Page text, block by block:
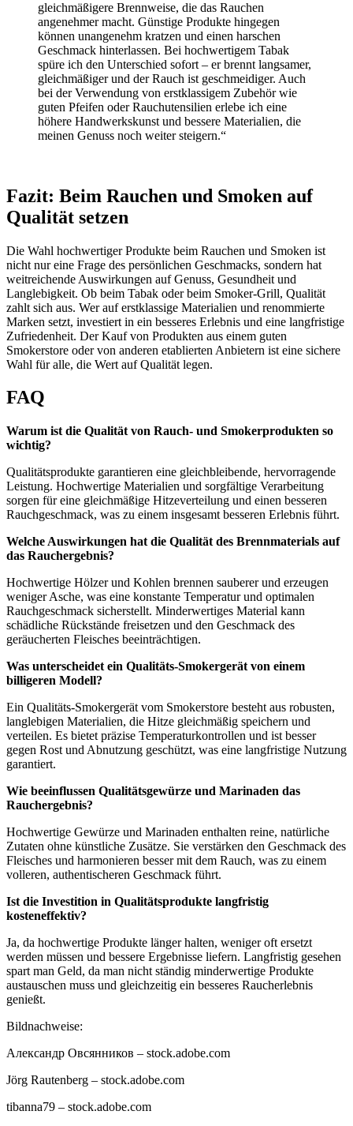
gleichmäßigere Brennweise, die das Rauchen
angenehmer macht. Günstige Produkte hingegen
können unangenehm kratzen und einen harschen
Geschmack hinterlassen. Bei hochwertigem Tabak
spüre ich den Unterschied sofort – er brennt langsamer,
gleichmäßiger und der Rauch ist geschmeidiger. Auch
bei der Verwendung von erstklassigem Zubehör wie
guten Pfeifen oder Rauchutensilien erlebe ich eine
höhere Handwerkskunst und bessere Materialien, die
meinen Genuss noch weiter steigern.“
Fazit: Beim Rauchen und Smoken auf
Qualität setzen
Die Wahl hochwertiger Produkte beim Rauchen und Smoken ist
nicht nur eine Frage des persönlichen Geschmacks, sondern hat
weitreichende Auswirkungen auf Genuss, Gesundheit und
Langlebigkeit. Ob beim Tabak oder beim Smoker-Grill, Qualität
zahlt sich aus. Wer auf erstklassige Materialien und renommierte
Marken setzt, investiert in ein besseres Erlebnis und eine langfristige
Zufriedenheit. Der Kauf von Produkten aus einem guten
Smokerstore oder von anderen etablierten Anbietern ist eine sichere
Wahl für alle, die Wert auf Qualität legen.
FAQ
Warum ist die Qualität von Rauch- und Smokerprodukten so
wichtig?
Qualitätsprodukte garantieren eine gleichbleibende, hervorragende
Leistung. Hochwertige Materialien und sorgfältige Verarbeitung
sorgen für eine gleichmäßige Hitzeverteilung und einen besseren
Rauchgeschmack, was zu einem insgesamt besseren Erlebnis führt.
Welche Auswirkungen hat die Qualität des Brennmaterials auf
das Rauchergebnis?
Hochwertige Hölzer und Kohlen brennen sauberer und erzeugen
weniger Asche, was eine konstante Temperatur und optimalen
Rauchgeschmack sicherstellt. Minderwertiges Material kann
schädliche Rückstände freisetzen und den Geschmack des
geräucherten Fleisches beeinträchtigen.
Was unterscheidet ein Qualitäts-Smokergerät von einem
billigeren Modell?
Ein Qualitäts-Smokergerät vom Smokerstore besteht aus robusten,
langlebigen Materialien, die Hitze gleichmäßig speichern und
verteilen. Es bietet präzise Temperaturkontrollen und ist besser
gegen Rost und Abnutzung geschützt, was eine langfristige Nutzung
garantiert.
Wie beeinflussen Qualitätsgewürze und Marinaden das
Rauchergebnis?
Hochwertige Gewürze und Marinaden enthalten reine, natürliche
Zutaten ohne künstliche Zusätze. Sie verstärken den Geschmack des
Fleisches und harmonieren besser mit dem Rauch, was zu einem
volleren, authentischeren Geschmack führt.
Ist die Investition in Qualitätsprodukte langfristig
kosteneffektiv?
Ja, da hochwertige Produkte länger halten, weniger oft ersetzt
werden müssen und bessere Ergebnisse liefern. Langfristig gesehen
spart man Geld, da man nicht ständig minderwertige Produkte
austauschen muss und gleichzeitig ein besseres Raucherlebnis
genießt.
Bildnachweise:
Александр Овсянников – stock.adobe.com
Jörg Rautenberg – stock.adobe.com
tibanna79 – stock.adobe.com